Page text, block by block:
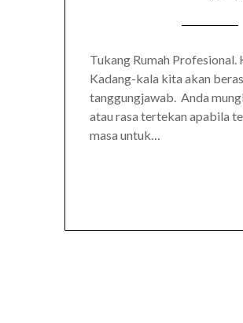
Tukang Rumah
Kadang-kala kita akan
tanggungjawab. Anda
atau rasa tertekan apabila
masa untuk…